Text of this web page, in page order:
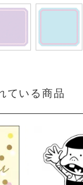
ている商品